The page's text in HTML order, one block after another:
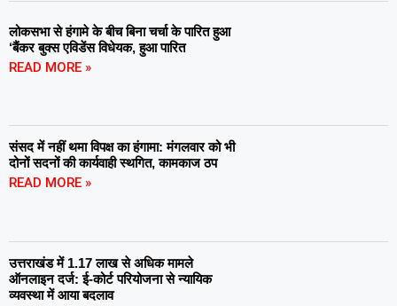
लोकसभा से हंगामे के बीच बिना चर्चा के पारित हुआ
‘बैंकर बुक्स एविडेंस विधेयक, हुआ पारित
READ MORE »
संसद में नहीं थमा विपक्ष का हंगामा: मंगलवार को भी
दोनों सदनों की कार्यवाही स्थगित, कामकाज ठप
READ MORE »
उत्तराखंड में 1.17 लाख से अधिक मामले
ऑनलाइन दर्ज: ई-कोर्ट परियोजना से न्यायिक
व्यवस्था में आया बदलाव